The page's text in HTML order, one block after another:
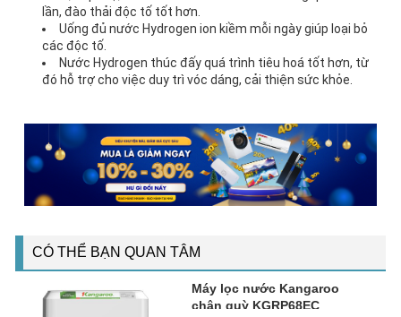
lần, đào thải độc tố tốt hơn.
Uống đủ nước Hydrogen ion kiềm mỗi ngày giúp loại bỏ
các độc tố.
Nước Hydrogen thúc đấy quá trình tiêu hoá tốt hơn, từ
đó hỗ trợ cho việc duy trì vóc dáng, cải thiện sức khỏe.
CÓ THỂ BẠN QUAN TÂM
Máy lọc nước Kangaroo
chân quỳ KGRP68EC